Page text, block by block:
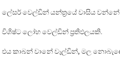
ලේසර් වෙල්ඩින් යන්ත්‍රයේ වාසිය වන්නේ
විශිෂ්ට ලෝහ වෙල්ඩින් ප්‍රතිඵලයකි.
එය කාබන් වානේ වෑල්ඩින්, මල